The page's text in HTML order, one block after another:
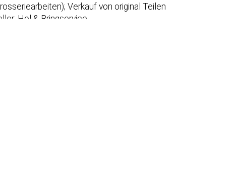
Verkauf von original Teilen
Hol & Bringservice